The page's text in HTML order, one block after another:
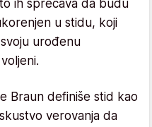
ih sprečava da budu
u stidu, koji
urođenu
Braun definiše stid kao
verovanja da